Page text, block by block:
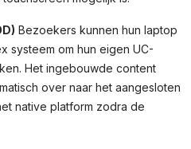
Bezoekers kunnen hun laptop
systeem om hun eigen UC-
Het ingebouwde content
over naar het aangesloten
native platform zodra de